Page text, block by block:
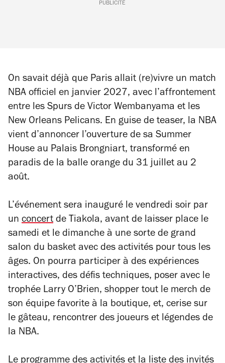
PUBLICITÉ
On savait déjà que Paris allait (re)vivre un match
NBA officiel en janvier 2027, avec l’affrontement
entre les Spurs de Victor Wembanyama et les
New Orleans Pelicans. En guise de teaser, la NBA
vient d’annoncer l’ouverture de sa Summer
House au Palais Brongniart, transformé en
paradis de la balle orange du 31 juillet au 2
août.
L’événement sera inauguré le vendredi soir par
un concert de Tiakola, avant de laisser place le
samedi et le dimanche à une sorte de grand
salon du basket avec des activités pour tous les
âges. On pourra participer à des expériences
interactives, des défis techniques, poser avec le
trophée Larry O’Brien, shopper tout le merch de
son équipe favorite à la boutique, et, cerise sur
le gâteau, rencontrer des joueurs et légendes de
la NBA.
Le programme des activités et la liste des invités